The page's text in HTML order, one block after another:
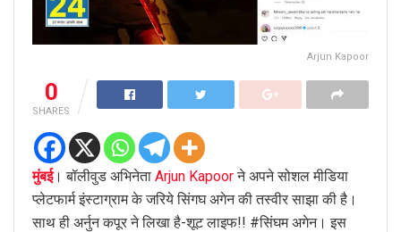
Arjun Kapoor
0
SHARES
मुंबई। बॉलीवुड अभिनेता Arjun Kapoorने अपने सोशल मीडिया
प्लेटफार्म इंस्टाग्राम के जरिये सिंगघ अगेन की तस्वीर साझा की है।
साथ ही अर्नुन कपूर ने लिखा है-शूट लाइफ!! #सिंघम अगेन। इस